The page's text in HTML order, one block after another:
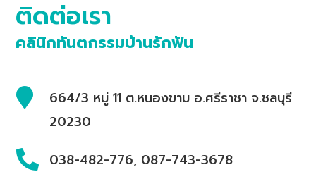
ติดต่อเรา
คลินิกทันตกรรมบ้านรักฟัน

664/3 หมู่ 11 ต.หนองขาม อ.ศรีราชา จ.ชลบุรี
20230
 038-482-776, 087-743-3678